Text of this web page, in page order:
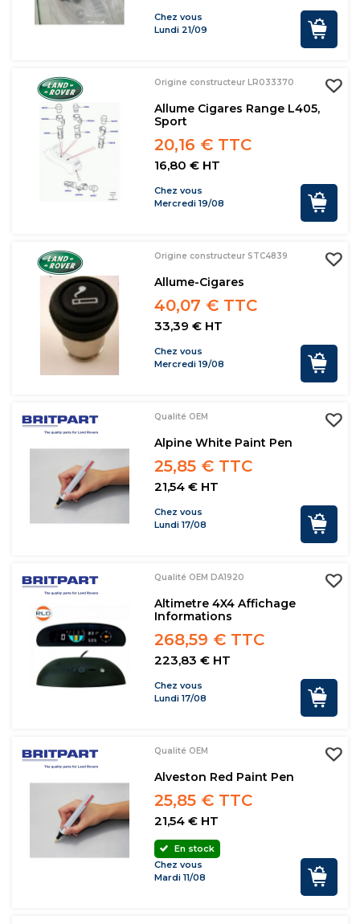
Chez vous
Lundi 21/09
Origine constructeur LR033370
Allume Cigares Range L405,
Sport
20,16 € TTC
16,80 € HT
Chez vous
Mercredi 19/08
Origine constructeur STC4839
Allume-Cigares
40,07 € TTC
33,39 € HT
Chez vous
Mercredi 19/08
Qualité OEM
Alpine White Paint Pen
25,85 € TTC
21,54 € HT
Chez vous
Lundi 17/08
Qualité OEM DA1920
Altimetre 4X4 Affichage
Informations
268,59 € TTC
223,83 € HT
Chez vous
Lundi 17/08
Qualité OEM
Alveston Red Paint Pen
25,85 € TTC
21,54 € HT
En stock
Chez vous
Mardi 11/08